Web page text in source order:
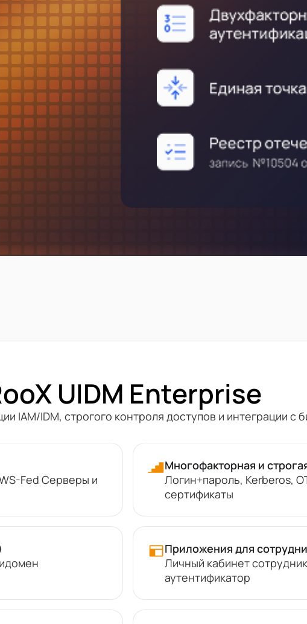
UIDM Enterprise
IAM/IDM, строгого контроля доступов и интеграции с
WS-Fed Серверы и
Многофакторная и
Логин+пароль, Kerberos,
сертификаты
Приложения для
Личный кабинет
аутентификатор